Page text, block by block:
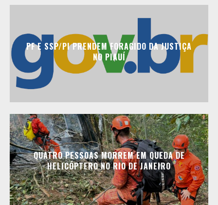
PF E SSP/PI PRENDEM FORAGIDO DA JUSTIÇA
NO PIAUÍ
QUATRO PESSOAS MORREM EM QUEDA DE
HELICÓPTERO NO RIO DE JANEIRO